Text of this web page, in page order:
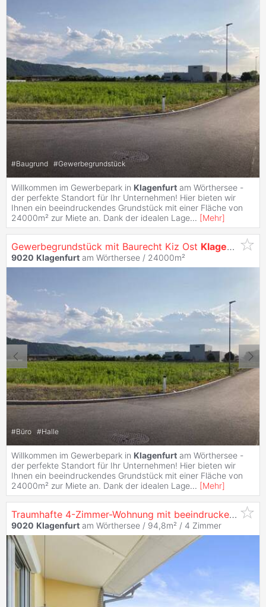
#Baugrund #Gewerbegrundstück
Willkommen im Gewerbepark in Klagenfurt am Wörthersee -
der perfekte Standort für Ihr Unternehmen! Hier bieten wir
Ihnen ein beeindruckendes Grundstück mit einer Fläche von
24000m² zur Miete an. Dank der idealen Lage... [Mehr]
Gewerbegrundstück mit Baurecht Kiz Ost Klagenfurt
9020 Klagenfurt am Wörthersee / 24000m²
#Büro #Halle
Willkommen im Gewerbepark in Klagenfurt am Wörthersee -
der perfekte Standort für Ihr Unternehmen! Hier bieten wir
Ihnen ein beeindruckendes Grundstück mit einer Fläche von
24000m² zur Miete an. Dank der idealen Lage... [Mehr]
Traumhafte 4-Zimmer-Wohnung mit beeindruckendem Ausblick über
9020 Klagenfurt am Wörthersee / 94,8m² / 4 Zimmer